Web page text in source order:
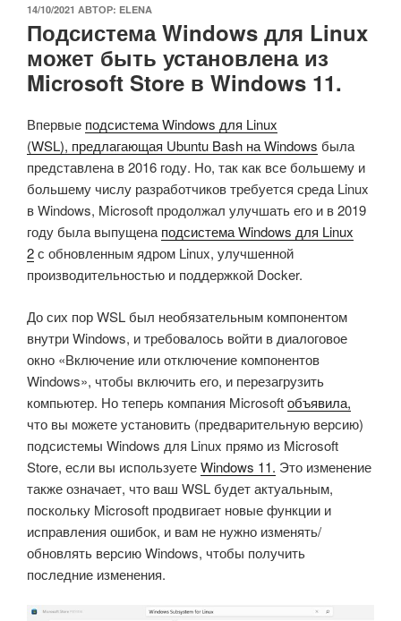
ОПУБЛИКОВАНО
14/10/2021 АВТОР: ELENA
Подсистема Windows для Linux
может быть установлена ​​из
Microsoft Store в Windows 11.
Впервые подсистема Windows для Linux
(WSL), предлагающая Ubuntu Bash на Windows была
представлена в 2016 году. Но, так как все большему и
большему числу разработчиков требуется среда Linux
в Windows, Microsoft продолжал улучшать его и в 2019
году была выпущенаподсистема Windows для Linux
2с обновленным ядром Linux, улучшенной
производительностью и поддержкой Docker.
До сих пор WSL был необязательным компонентом
внутри Windows, и требовалось войти в диалоговое
окно «Включение или отключение компонентов
Windows», чтобы включить его, и перезагрузить
компьютер. Но теперь компания Microsoftобъявила,
что вы можете установить (предварительную версию)
подсистемы Windows для Linux прямо из Microsoft
Store, если вы используетеWindows 11. Это изменение
также означает, что ваш WSL будет актуальным,
поскольку Microsoft продвигает новые функции и
исправления ошибок, и вам не нужно изменять/
обновлять версию Windows, чтобы получить
последние изменения.